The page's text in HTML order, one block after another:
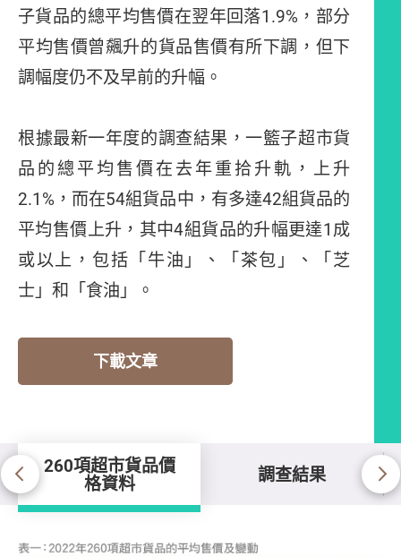
子貨品的總平均售價在翌年回落1.9%，部分
平均售價曾飆升的貨品售價有所下調，但下
調幅度仍不及早前的升幅。
根據最新一年度的調查結果，一籃子超市貨
品的總平均售價在去年重拾升軌，上升
2.1%，而在54組貨品中，有多達42組貨品的
平均售價上升，其中4組貨品的升幅更達1成
或以上，包括「牛油」、「茶包」、「芝
士」和「食油」。
下載文章
260項超市貨品價
格資料 調查結果
260項超市貨品價格資料